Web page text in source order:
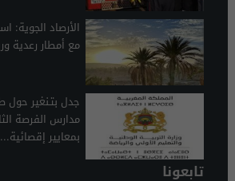
الأرصاد الجوية:
مع أمطار رعدية
جدل بتـنغير
مدارس الفرصة
بمعايير إقصائية...
تابعونا